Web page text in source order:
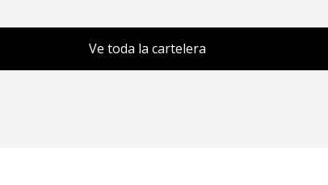
Ve toda la cartelera